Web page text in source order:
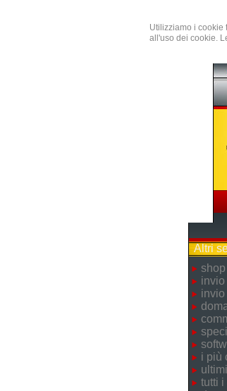
Utilizziamo i cookie
all'uso dei cookie.
Altri
invio
invio
i più
tutti i